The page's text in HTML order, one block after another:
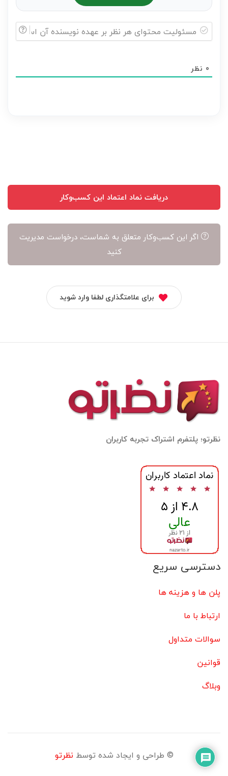
هر
0 نظر
دریافت نماد اعتماد این کسب‌وکار
اگر این کسب‌وکار متعلق به شماست، درخواست مدیریت
کنید
برای علامتگذاری لطفا وارد شوید
نظرتو؛ پلتفرم اشتراک تجربه کاربران
دسترسی سریع
پلن ها و هزینه ها
ارتباط با ما
سوالات متداول
قوانین
وبلاگ
© طراحی و ایجاد شده توسط نظرتو